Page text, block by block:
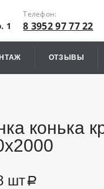
1
Телефон:
8 3952 97 77 22
ОТЗЫВЫ
конька
шт